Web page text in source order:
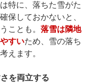
特に、落ちた雪がた
保しておかないと、
ことも。 落雪は隣地
すいため、雪の落ち
えます。
を両立する